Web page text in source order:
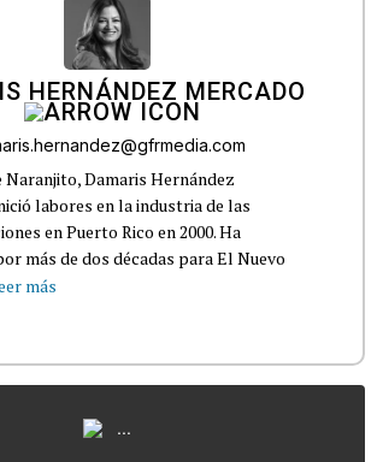
HERNÁNDEZ MERCADO
Damaris Hernández
labores en la industria de las
en Puerto Rico en 2000. Ha
más de dos décadas para El Nuevo
más
...